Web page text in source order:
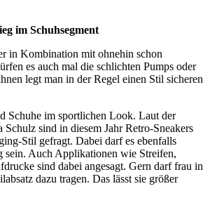
im Schuhsegment
in Kombination mit ohnehin schon
es auch mal die schlichten Pumps oder
legt man in der Regel einen Stil sicheren
Schuhe im sportlichen Look. Laut der
Schulz sind in diesem Jahr Retro-Sneakers
Stil gefragt. Dabei darf es ebenfalls
sein. Auch Applikationen wie Streifen,
sind dabei angesagt. Gern darf frau in
dazu tragen. Das lässt sie größer